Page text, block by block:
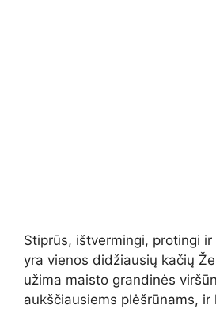
Stiprūs, ištvermingi, protingi
yra vienos didžiausių kačių
užima maisto grandinės
aukščiausiems plėšrūnams, ir